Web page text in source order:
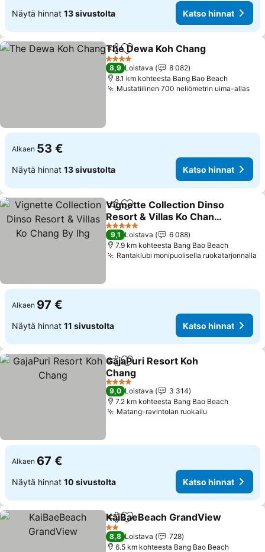
Näytä hinnat 13 sivustolta Katso hinnat
Jaa Lisää suosikkeihin
The Dewa Koh Chang
4 Tähtiluokitus
8,9 Loistava
8 082
8.1 km kohteesta Bang Bao Beach
Mustatiilinen 700 neliömetrin uima-allas
Alkaen 53 €
Näytä hinnat 13 sivustolta Katso hinnat
Jaa Lisää suosikkeihin
Vignette Collection Dinso
Resort & Villas Ko Chang
By Ihg
Katso hinnat
5 Tähtiluokitus
9,1 Loistava
6 088
7.9 km kohteesta Bang Bao Beach
Rantaklubi monipuolisella ruokatarjonnalla
Alkaen 97 €
Näytä hinnat 11 sivustolta Katso hinnat
Jaa Lisää suosikkeihin
GajaPuri Resort Koh
Chang
Katso hinnat
4 Tähtiluokitus
9,0 Loistava
3 314
7.2 km kohteesta Bang Bao Beach
Matang-ravintolan ruokailu
Alkaen 67 €
Näytä hinnat 10 sivustolta Katso hinnat
Jaa Lisää suosikkeihin
KaiBaeBeach GrandView
2 Tähtiluokitus
8,8 Loistava
728
6.5 km kohteesta Bang Bao Beach